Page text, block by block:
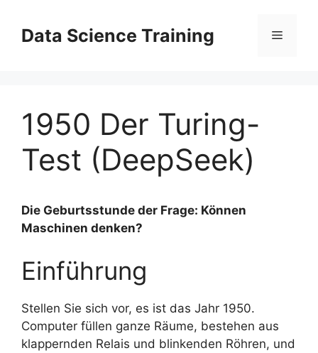
Inhalt
springen
Data Science Training Menü
1950 Der Turing-
Test (DeepSeek)
Die Geburtsstunde der Frage: Können
Maschinen denken?
Einführung
Stellen Sie sich vor, es ist das Jahr 1950.
Computer füllen ganze Räume, bestehen aus
klappernden Relais und blinkenden Röhren, und